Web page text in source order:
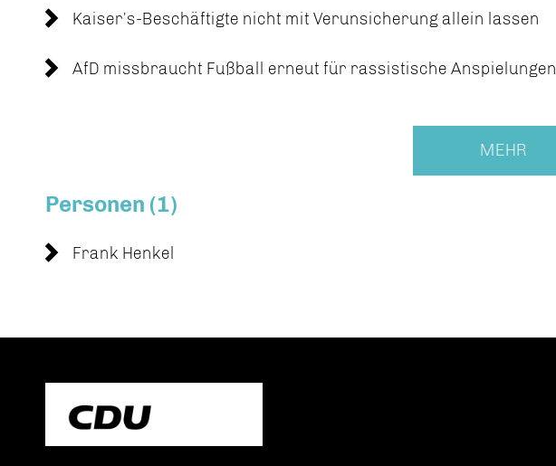
Kaiser’s-Beschäftigte nicht mit Verunsicherung allein lassen
AfD missbraucht Fußball erneut für rassistische Anspielungen
MEHR
Personen (1)
Frank Henkel